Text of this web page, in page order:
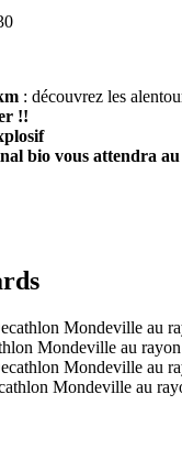
: découvrez les
!!
bio vous attendra
Mondeville au
Mondeville au
Mondeville au
Mondeville au